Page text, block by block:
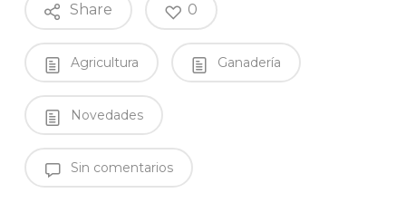
Share 0
Agricultura Ganadería
Novedades
Sin comentarios